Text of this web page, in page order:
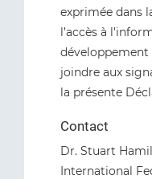
exprimée dans
l’accès à
développement
joindre aux
la présente
Contact
Dr. Stuart
International